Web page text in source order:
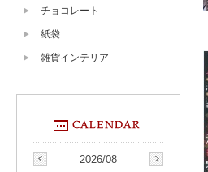
チョコレート
紙袋
雑貨インテリア
2026/08